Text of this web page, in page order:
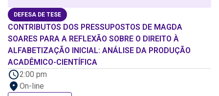
DEFESA DE TESE
CONTRIBUTOS DOS PRESSUPOSTOS DE MAGDA
SOARES PARA A REFLEXÃO SOBRE O DIREITO À
ALFABETIZAÇÃO INICIAL: ANÁLISE DA PRODUÇÃO
ACADÊMICO-CIENTÍFICA
2:00 pm
On-line